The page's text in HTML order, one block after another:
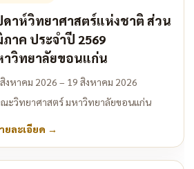
าห์วิทยาศาสตร์แห่งชาติ ส่วน
าค ประจำปี 2569
าวิทยาลัยขอนแก่น
งหาคม 2026 – 19 สิงหาคม 2026
ะวิทยาศาสตร์ มหาวิทยาลัยขอนแก่น
ยละเอียด →